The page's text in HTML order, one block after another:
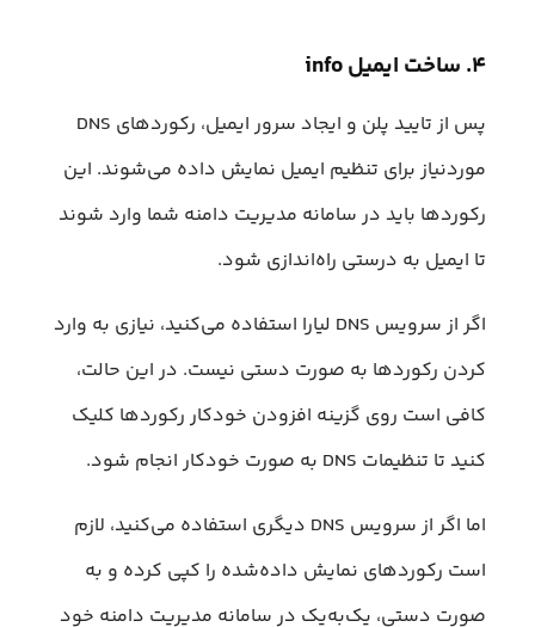
۴. ساخت ایمیل info
پس از تایید پلن و ایجاد سرور ایمیل، رکوردهای DNS
موردنیاز برای تنظیم ایمیل نمایش داده می‌شوند. این
رکوردها باید در سامانه مدیریت دامنه شما وارد شوند
تا ایمیل به درستی راه‌اندازی شود.
اگر از سرویس DNS لیارا استفاده می‌کنید، نیازی به وارد
کردن رکوردها به صورت دستی نیست. در این حالت،
کافی است روی گزینه افزودن خودکار رکوردها کلیک
کنید تا تنظیمات DNS به صورت خودکار انجام شود.
اما اگر از سرویس DNS دیگری استفاده می‌کنید، لازم
است رکوردهای نمایش داده‌شده را کپی کرده و به
صورت دستی، یک‌به‌یک در سامانه مدیریت دامنه خود